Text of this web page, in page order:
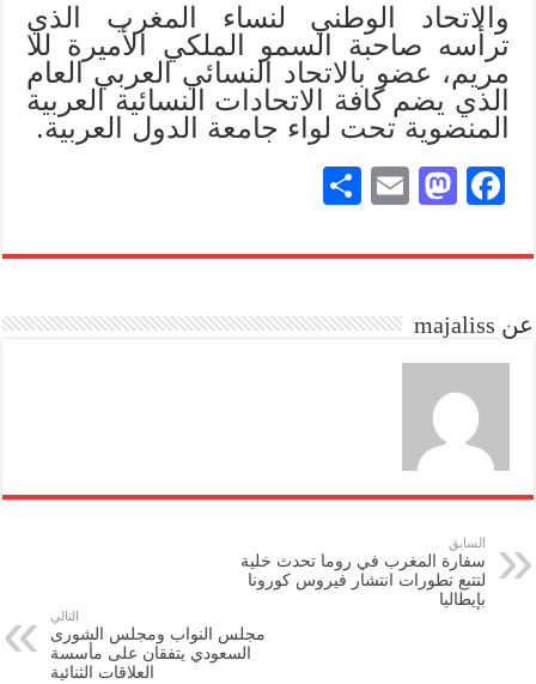
والاتحاد الوطني لنساء المغرب الذي
ترأسه صاحبة السمو الملكي الأميرة للا
مريم، عضو بالاتحاد النسائي العربي العام
الذي يضم كافة الاتحادات النسائية العربية
المنضوية تحت لواء جامعة الدول العربية.
Fa
bo
M
to
n
E
ail
re
عن majaliss
السابق
سفارة المغرب في روما تحدث خلية
لتتبع تطورات انتشار فيروس كورونا
بإيطاليا
التالي
مجلس النواب ومجلس الشورى
السعودي يتفقان على مأسسة
العلاقات الثنائية